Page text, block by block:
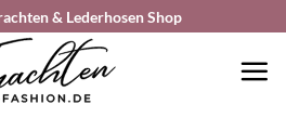
& Lederhosen Shop